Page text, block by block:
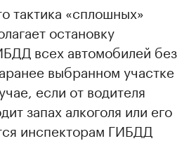
тактика «сплошных»
остановку
всех автомобилей без
выбранном участке
если от водителя
запах алкоголя или его
инспекторам ГИБДД